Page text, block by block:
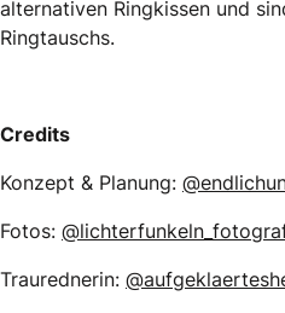
alternativen Ringkissen und
Ringtauschs.
Credits
Konzept & Planung:
Fotos:
Traurednerin: